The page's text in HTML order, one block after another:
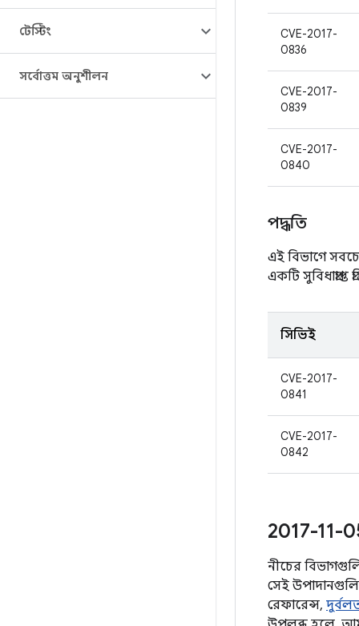
টেস্টিং
সর্বোত্তম অনুশীলন
CVE-2017-
0836
CVE-2017-
0839
CVE-2017-
0840
পদ্ধতি
এই বিভাগে
একটি
সিভিই
CVE-2017-
0841
CVE-2017-
0842
2017-11-
নীচের
সেই
রেফারেন্স,